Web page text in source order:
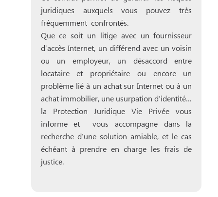
juridiques auxquels vous pouvez très
fréquemment confrontés.
Que ce soit un litige avec un fournisseur
d’accès Internet, un différend avec un voisin
ou un employeur, un désaccord entre
locataire et propriétaire ou encore un
problème lié à un achat sur Internet ou à un
achat immobilier, une usurpation d’identité…
la Protection Juridique Vie Privée vous
informe et vous accompagne dans la
recherche d’une solution amiable, et le cas
échéant à prendre en charge les frais de
justice.